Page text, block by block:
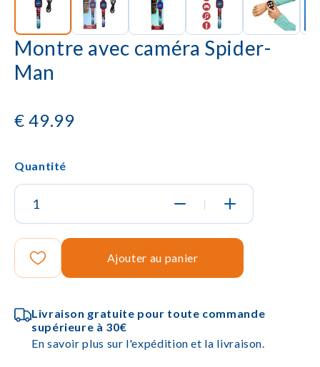
Montre avec caméra Spider-
Man
€ 49.99
Quantité
|
Ajouter au panier
Livraison gratuite pour toute commande
supérieure à 30€
En savoir plus sur l'expédition et la livraison.